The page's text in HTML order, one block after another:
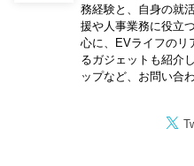
務経験と、自身の就
援や人事業務に役立
心に、EVライフのリ
るガジェットも紹介
ップなど、お問い合